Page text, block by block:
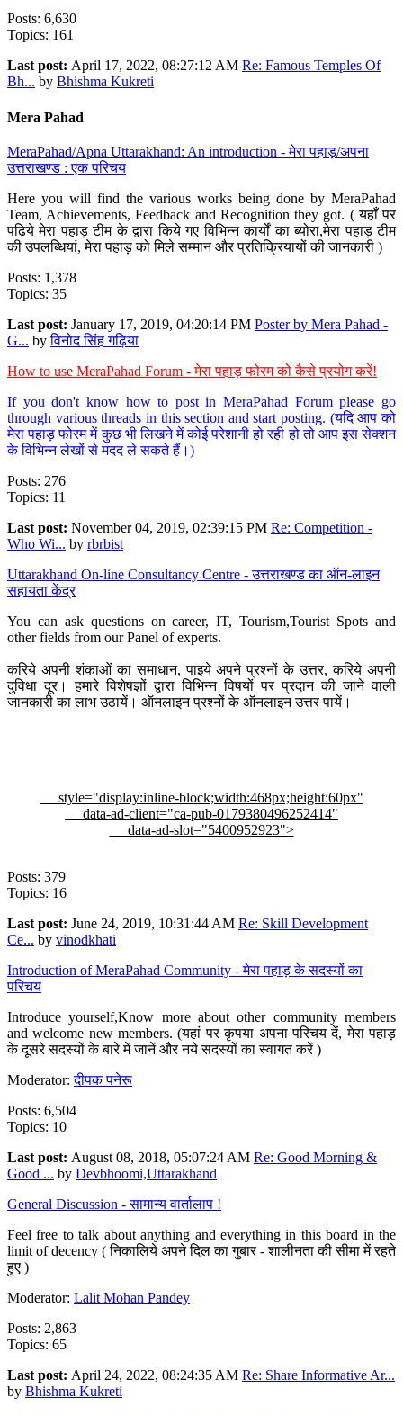
Posts: 6,630
Topics: 161
Last post: April 17, 2022, 08:27:12 AM Re: Famous Temples Of
Bh... by Bhishma Kukreti
Mera Pahad
MeraPahad/Apna Uttarakhand: An introduction - मेरा पहाड़/अपना
उत्तराखण्ड : एक परिचय
Here you will find the various works being done by MeraPahad
Team, Achievements, Feedback and Recognition they got. ( यहाँ पर
पढ़िये मेरा पहाड़ टीम के द्वारा किये गए विभिन्न कार्यों का ब्योरा,मेरा पहाड़ टीम
की उपलब्धियां, मेरा पहाड़ को मिले सम्मान और प्रतिक्रियायों की जानकारी )
Posts: 1,378
Topics: 35
Last post: January 17, 2019, 04:20:14 PM Poster by Mera Pahad -
G... byविनोद सिंह गढ़िया
How to use MeraPahad Forum - मेरा पहाड़ फोरम को कैसे प्रयोग करें!
If you don't know how to post in MeraPahad Forum please go
through various threads in this section and start posting. (यदि आप को
मेरा पहाड़ फोरम में कुछ भी लिखने में कोई परेशानी हो रही हो तो आप इस सेक्शन
के विभिन्न लेखों से मदद ले सकते हैं।)
Posts: 276
Topics: 11
Last post: November 04, 2019, 02:39:15 PM Re: Competition -
Who Wi... by rbrbist
Uttarakhand On-line Consultancy Centre - उत्तराखण्ड का ऑन-लाइन
सहायता केंद्र
You can ask questions on career, IT, Tourism,Tourist Spots and
other fields from our Panel of experts.
करिये अपनी शंकाओं का समाधान, पाइये अपने प्रश्नों के उत्तर, करिये अपनी
दुविधा दूर। हमारे विशेषज्ञों द्वारा विभिन्न विषयों पर प्रदान की जाने वाली
जानकारी का लाभ उठायें। ऑनलाइन प्रश्नों के ऑनलाइन उत्तर पायें।
style="display:inline-block;width:468px;height:60px"
data-ad-client="ca-pub-0179380496252414"
data-ad-slot="5400952923">
Posts: 379
Topics: 16
Last post: June 24, 2019, 10:31:44 AM Re: Skill Development
Ce... by vinodkhati
Introduction of MeraPahad Community - मेरा पहाड़ के सदस्यों का
परिचय
Introduce yourself,Know more about other community members
and welcome new members. (यहां पर कृपया अपना परिचय दें, मेरा पहाड़
के दूसरे सदस्यों के बारे में जानें और नये सदस्यों का स्वागत करें )
Moderator:दीपक पनेरू
Posts: 6,504
Topics: 10
Last post: August 08, 2018, 05:07:24 AM Re: Good Morning &
Good ... by Devbhoomi,Uttarakhand
General Discussion - सामान्य वार्तालाप !
Feel free to talk about anything and everything in this board in the
limit of decency ( निकालिये अपने दिल का गुबार - शालीनता की सीमा में रहते
हुए )
Moderator: Lalit Mohan Pandey
Posts: 2,863
Topics: 65
Last post: April 24, 2022, 08:24:35 AM Re: Share Informative Ar...
by Bhishma Kukreti